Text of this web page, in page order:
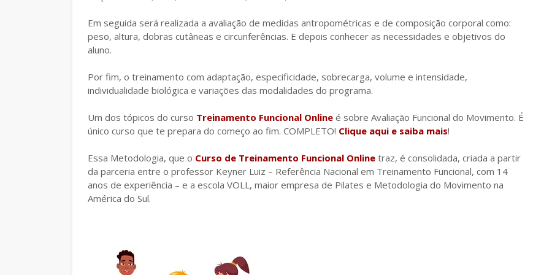
Em seguida será realizada a avaliação de medidas antropométricas e de composição corporal como:
peso, altura, dobras cutâneas e circunferências. E depois conhecer as necessidades e objetivos do
aluno.
Por fim, o treinamento com adaptação, especificidade, sobrecarga, volume e intensidade,
individualidade biológica e variações das modalidades do programa.
Um dos tópicos do curso Treinamento Funcional Online é sobre Avaliação Funcional do Movimento. É
único curso que te prepara do começo ao fim. COMPLETO! Clique aqui e saiba mais!
Essa Metodologia, que o Curso de Treinamento Funcional Online traz, é consolidada, criada a partir
da parceria entre o professor Keyner Luiz – Referência Nacional em Treinamento Funcional, com 14
anos de experiência – e a escola VOLL, maior empresa de Pilates e Metodologia do Movimento na
América do Sul.